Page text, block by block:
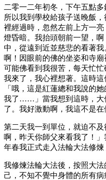
二零一二年初冬，下午五點
所以我到學校給孩子送晚飯
裡經過時，忽然左前上方一
燈昏暗。我抬頭朝前一望，
中，從遠到近並慈悲的看著
啊！因眼前的佛的坐姿和寺
可能佛看到我很苦，每天忙
我來了，我心裡想著。這時這
「哦，這是紅蓮總和我說的
我了……」當我想到這時，大
了。我好激動啊，我這不是在
第二天我一到單位，就迫不
啊，昨天你師父來看我了！
年春我正式走入法輪大法修煉
我修煉法輪大法後，按照大
己，不知不覺中身體的所有